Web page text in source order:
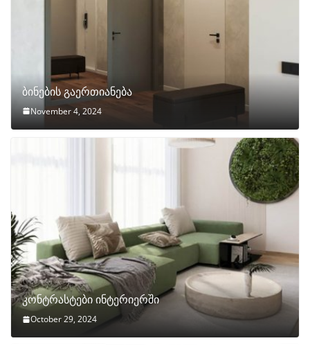
ბინების გაერთიანება
November 4, 2024
კონტრასტები ინტერიერში
October 29, 2024